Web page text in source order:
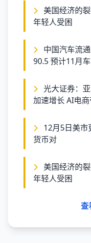
年轻人受困
90.5 预计11月
加速增长 AI电
货币对
年轻人受困
查